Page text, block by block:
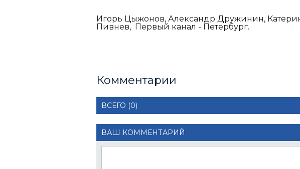
Игорь Цыжонов, Александр Дружинин,
Пивнев, Первый канал - Петербург.
Комментарии
ВСЕГО (0)
ВАШ КОММЕНТАРИЙ